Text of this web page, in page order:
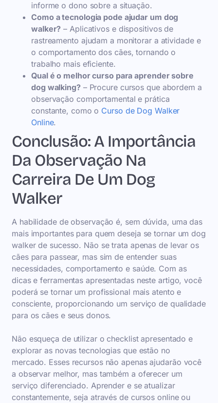
informe o dono sobre a situação.
Como a tecnologia pode ajudar um dog
walker? – Aplicativos e dispositivos de
rastreamento ajudam a monitorar a atividade e
o comportamento dos cães, tornando o
trabalho mais eficiente.
Qual é o melhor curso para aprender sobre
dog walking? – Procure cursos que abordem a
observação comportamental e prática
constante, como o Curso de Dog Walker
Online.
Conclusão: A Importância
Da Observação Na
Carreira De Um Dog
Walker
A habilidade de observação é, sem dúvida, uma das
mais importantes para quem deseja se tornar um dog
walker de sucesso. Não se trata apenas de levar os
cães para passear, mas sim de entender suas
necessidades, comportamento e saúde. Com as
dicas e ferramentas apresentadas neste artigo, você
poderá se tornar um profissional mais atento e
consciente, proporcionando um serviço de qualidade
para os cães e seus donos.
Não esqueça de utilizar o checklist apresentado e
explorar as novas tecnologias que estão no
mercado. Esses recursos não apenas ajudarão você
a observar melhor, mas também a oferecer um
serviço diferenciado. Aprender e se atualizar
constantemente, seja através de cursos online ou